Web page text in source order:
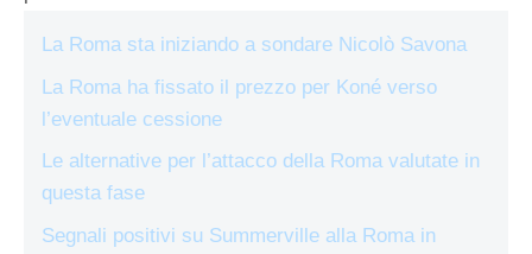
La Roma sta iniziando a sondare Nicolò Savona
La Roma ha fissato il prezzo per Koné verso
l’eventuale cessione
Le alternative per l’attacco della Roma valutate in
questa fase
Segnali positivi su Summerville alla Roma in